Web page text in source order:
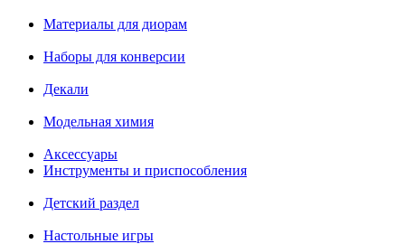
Материалы для диорам
Наборы для конверсии
Декали
Модельная химия
Аксессуары
Инструменты и приспособления
Детский раздел
Настольные игры